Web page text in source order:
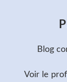
Blog
Voir le